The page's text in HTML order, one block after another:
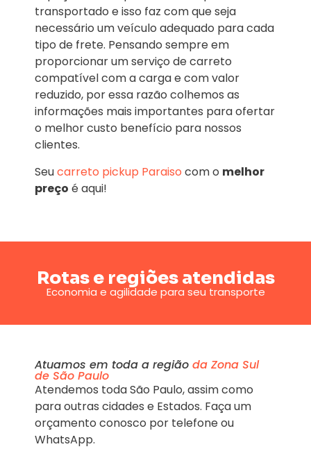
transportado e isso faz com que seja
necessário um veículo adequado para cada
tipo de frete. Pensando sempre em
proporcionar um serviço de carreto
compatível com a carga e com valor
reduzido, por essa razão colhemos as
informações mais importantes para ofertar
o melhor custo benefício para nossos
clientes.
Seucarreto pickup Paraiso com o melhor
preço é aqui!
Rotas e regiões atendidas
Economia e agilidade para seu transporte
Atuamos em toda a região da Zona Sul
de São Paulo
Atendemos toda São Paulo, assim como
para outras cidades e Estados. Faça um
orçamento conosco por telefone ou
WhatsApp.